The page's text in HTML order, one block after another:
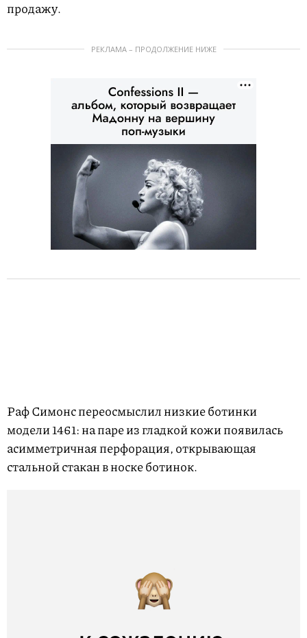
продажу.
РЕКЛАМА – ПРОДОЛЖЕНИЕ НИЖЕ
Раф Симонс переосмыслил низкие ботинки
модели 1461: на паре из гладкой кожи появилась
асимметричная перфорация, открывающая
стальной стакан в носке ботинок.